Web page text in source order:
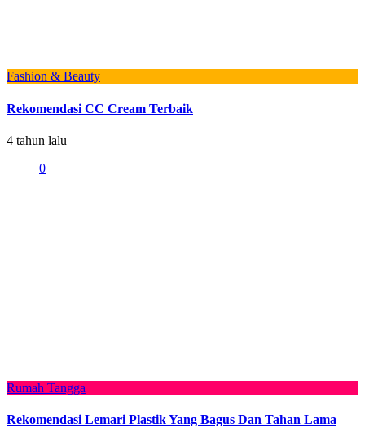
Fashion & Beauty
Rekomendasi CC Cream Terbaik
4 tahun lalu
0
Rumah Tangga
Rekomendasi Lemari Plastik Yang Bagus Dan Tahan Lama